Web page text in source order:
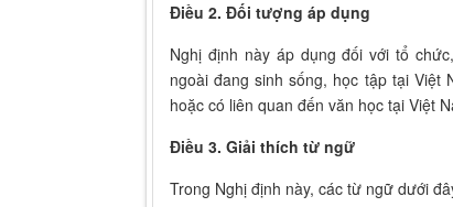
Điều 2. Đối tượng áp dụng
Nghị định này áp dụng đối với tổ
ngoài đang sinh sống, học tập tại Việt
hoặc có liên quan đến văn học tại Việt
Điều 3. Giải thích từ ngữ
Trong Nghị định này, các từ ngữ dưới